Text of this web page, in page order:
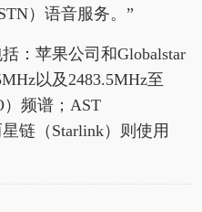
）语音服务。”
：苹果公司和Globalstar
以及2483.5MHz至
）频谱；AST
链（Starlink）则使用